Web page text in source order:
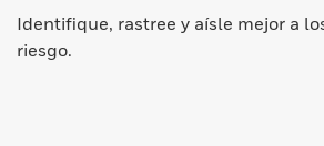
Identifique, rastree y aísle mejor a
riesgo.